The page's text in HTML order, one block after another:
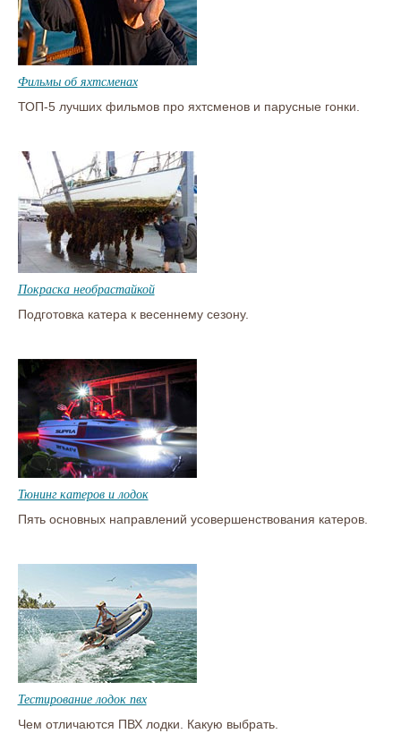
Фильмы об яхтсменах
ТОП-5 лучших фильмов про яхтсменов и парусные гонки.
Покраска необрастайкой
Подготовка катера к весеннему сезону.
Тюнинг катеров и лодок
Пять основных направлений усовершенствования катеров.
Тестирование лодок пвх
Чем отличаются ПВХ лодки. Какую выбрать.